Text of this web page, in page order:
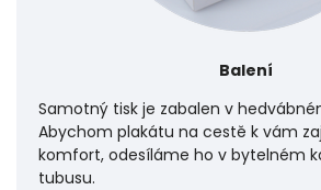
Balení
Samotný tisk je zabalen v
Abychom plakátu na cestě k vám
komfort, odesíláme ho v bytelném
tubusu.